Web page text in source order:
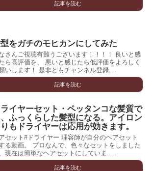
記事を読む
をガチのモヒカンにしてみた
さんご視聴有難うございます！！！！ 良いと感
ら高評価を、 悪いと感じたら低評価をよろしく
いします！ 是非ともチャンネル登録....
記事を読む
ライヤーセット・ペッタンコな髪質で
、ふっくらした髪型になる。アイロン
もドライヤーは応用が効きます。
セット#ドライヤー 理容師が自分のヘアセット
る動画。 プロなんで、色々なセットをしました
現在は簡単なヘアセットにしていま.....
記事を読む